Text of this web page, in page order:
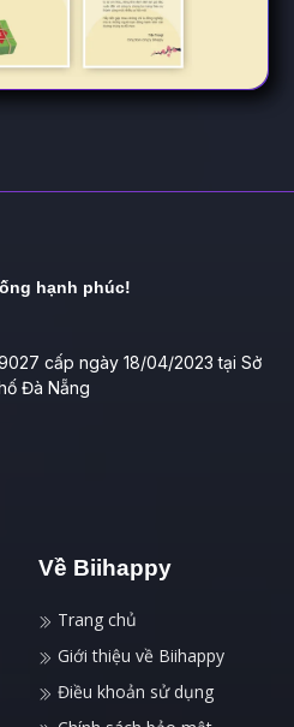
hạnh phúc!
cấp ngày 18/04/2023 tại Sở
Đà Nẵng
Về Biihappy
Trang chủ
Giới thiệu về Biihappy
Điều khoản sử dụng